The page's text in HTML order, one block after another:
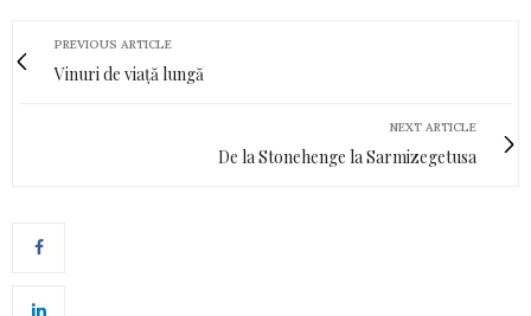
PREVIOUS ARTICLE
Vinuri de viață lungă
NEXT ARTICLE
De la Stonehenge la Sarmizegetusa